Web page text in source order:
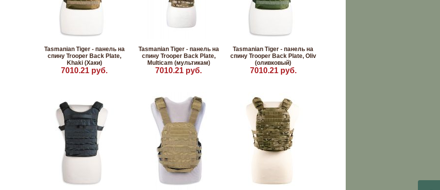
Tasmanian Tiger - панель на
спину Trooper Back Plate,
Khaki (Хаки)
7010.21 руб.
Tasmanian Tiger - панель на
спину Trooper Back Plate,
Multicam (мультикам)
7010.21 руб.
Tasmanian Tiger - панель на
спину Trooper Back Plate, Oliv
(оливковый)
7010.21 руб.